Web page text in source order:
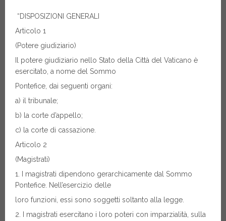
“DISPOSIZIONI GENERALI
Articolo 1
(Potere giudiziario)
Il potere giudiziario nello Stato della Città del Vaticano è
esercitato, a nome del Sommo
Pontefice, dai seguenti organi:
a) il tribunale;
b) la corte d’appello;
c) la corte di cassazione.
Articolo 2
(Magistrati)
1. I magistrati dipendono gerarchicamente dal Sommo
Pontefice. Nell’esercizio delle
loro funzioni, essi sono soggetti soltanto alla legge.
2. I magistrati esercitano i loro poteri con imparzialità, sulla